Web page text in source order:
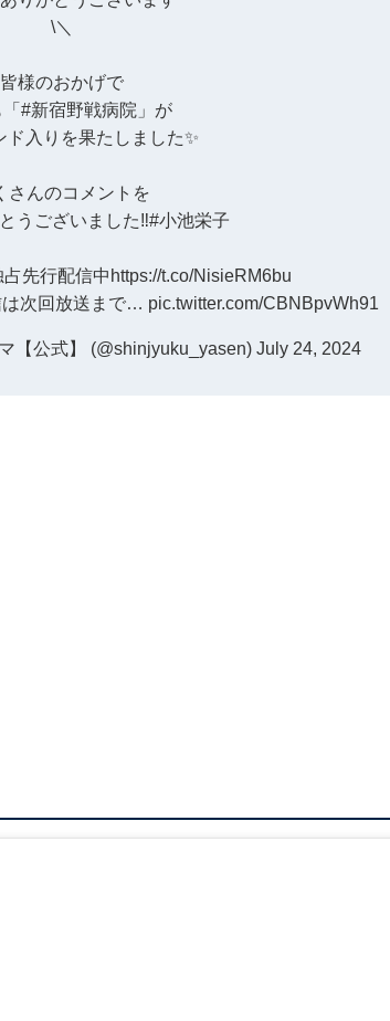
\＼
皆様のおかげで
#新宿野戦病院 」が
ド入りを果たしました✨️
さんのコメントを
うございました‼#小池栄子
先行配信中 https://t.co/NisieRM6bu
次回放送まで… pic.twitter.com/CBNBpvWh91
【公式】 (@shinjyuku_yasen) July 24, 2024